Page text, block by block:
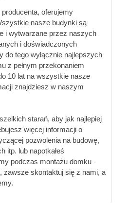
oferujemy
nasze budynki są
i wytwarzane przez naszych
i doświadczonych
do tego wyłącznie najlepszych
z pełnym przekonaniem
10 lat na wszystkie nasze
znajdziesz w naszym
starań, aby jak najlepiej
więcej informacji o
pozwolenia na budowę,
itp. lub napotkałeś
podczas montażu domku -
zawsze skontaktuj się z nami, a